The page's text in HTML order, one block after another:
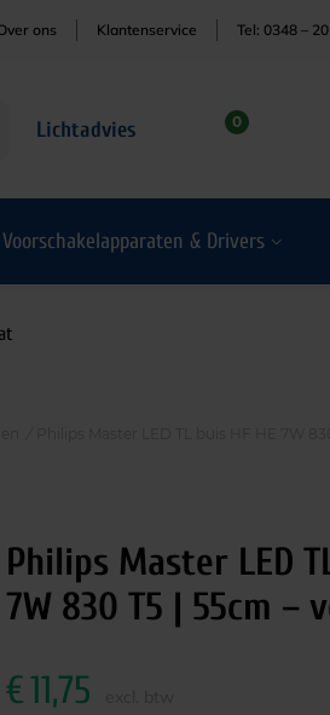
ons Klantenservice Tel: 0348 –
Lichtadvies 0
Voorschakelapparaten & Drivers
Philips Master LED
7W 830 T5 | 55cm –
€11,75